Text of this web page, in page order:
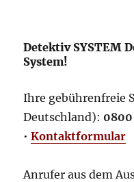
Detektiv SYSTEM
System!
Ihre gebührenfreie
Deutschland):
•Kontaktformular
Anrufer aus dem